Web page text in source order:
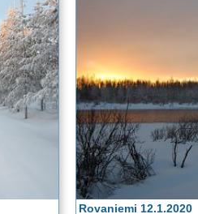
Rovaniemi 12.1.2020